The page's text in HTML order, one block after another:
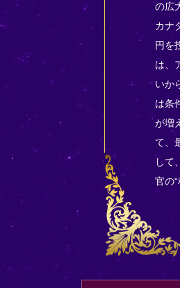
の広
カナ
円を
は、
いか
は条
が増
て、
して
官の